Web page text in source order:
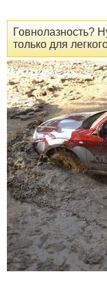
Говнолазность?
только для